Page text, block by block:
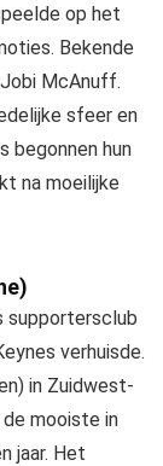
op het
Bekende
McAnuff.
sfeer en
begonnen hun
na moeilijke
supportersclub
verhuisde.
in Zuidwest-
de mooiste in
jaar. Het